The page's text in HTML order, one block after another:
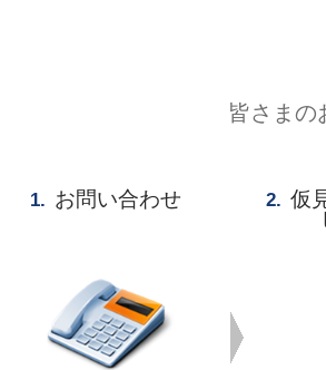
皆さまの
1. お問い合わせ 2. 仮